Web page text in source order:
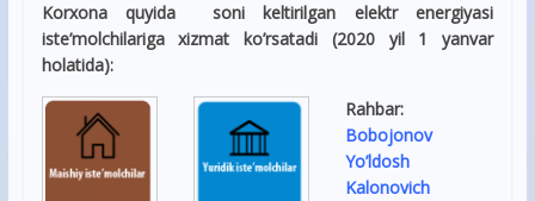
Korxona quyida soni keltirilgan elektr energiyasi
iste’molchilariga xizmat ko’rsatadi (2020 yil 1 yanvar
holatida):
Rahbar:
Bobojonov
Yo’ldosh
Kalonovich